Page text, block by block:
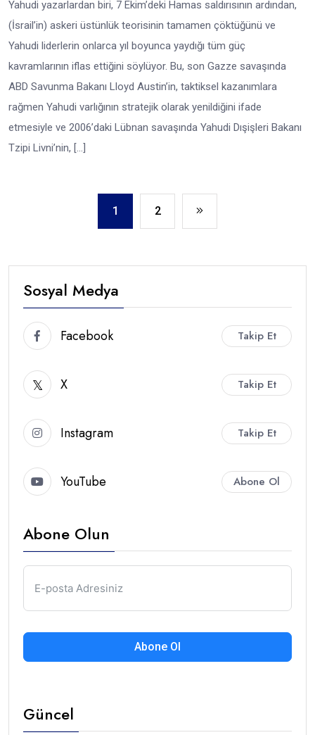
Yahudi yazarlardan biri, 7 Ekim’deki Hamas saldırısının ardından,
(İsrail’in) askeri üstünlük teorisinin tamamen çöktüğünü ve
Yahudi liderlerin onlarca yıl boyunca yaydığı tüm güç
kavramlarının iflas ettiğini söylüyor. Bu, son Gazze savaşında
ABD Savunma Bakanı Lloyd Austin’in, taktiksel kazanımlara
rağmen Yahudi varlığının stratejik olarak yenildiğini ifade
etmesiyle ve 2006’daki Lübnan savaşında Yahudi Dışişleri Bakanı
Tzipi Livni’nin, […]
1 2
Sosyal Medya
Facebook Takip Et
X Takip Et
Instagram Takip Et
YouTube Abone Ol
Abone Olun
Abone Ol
Güncel